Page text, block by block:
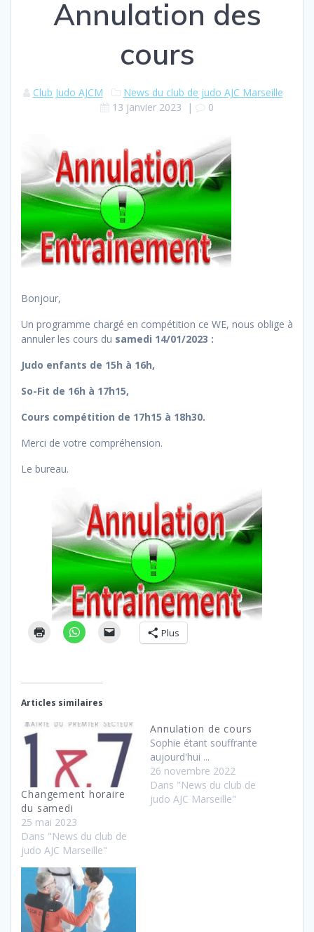
Annulation des
cours
Club Judo AJCM
News du club de judo AJC Marseille
13 janvier 2023 | 0
Bonjour,
Un programme chargé en compétition ce WE, nous oblige à
annuler les cours du samedi 14/01/2023 :
Judo enfants de 15h à 16h,
So-Fit de 16h à 17h15,
Cours compétition de 17h15 à 18h30.
Merci de votre compréhension.
Le bureau.
Plus
Articles similaires
Changement horaire
du samedi
25 mai 2023
Dans "News du club de
judo AJC Marseille"
Annulation de cours
Sophie étant souffrante
aujourd'hui ...
26 novembre 2022
Dans "News du club de
judo AJC Marseille"